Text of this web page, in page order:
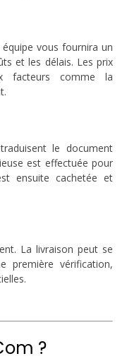
vous fournira un
et les délais. Les prix
facteurs comme la
traduisent le document
est effectuée pour
ensuite cachetée et
La livraison peut se
première vérification,
?